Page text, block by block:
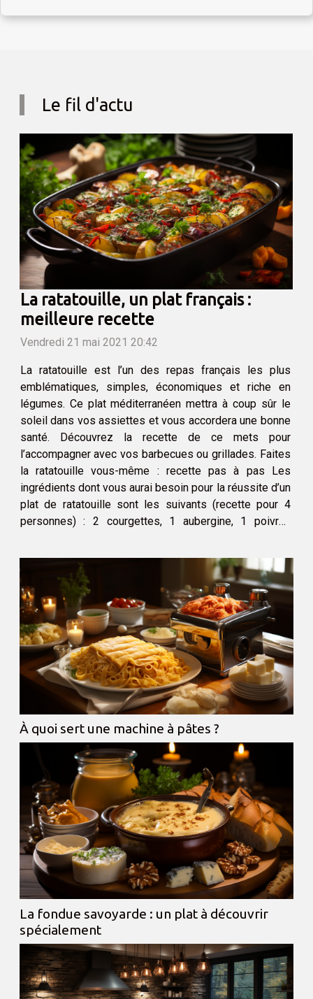
Le fil d'actu
La ratatouille, un plat français :
meilleure recette
Vendredi 21 mai 2021 20:42
La ratatouille est l’un des repas français les plus
emblématiques, simples, économiques et riche en
légumes. Ce plat méditerranéen mettra à coup sûr le
soleil dans vos assiettes et vous accordera une bonne
santé. Découvrez la recette de ce mets pour
l’accompagner avec vos barbecues ou grillades. Faites
la ratatouille vous-même : recette pas à pas Les
ingrédients dont vous aurai besoin pour la réussite d’un
plat de ratatouille sont les suivants (recette pour 4
personnes) : 2 courgettes, 1 aubergine, 1 poivron
oignons, 2...
À quoi sert une machine à pâtes ?
La fondue savoyarde : un plat à découvrir
spécialement